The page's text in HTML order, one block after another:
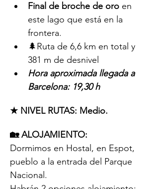
Final de broche de oro en
este lago que está en la
frontera.
🌲Ruta de 6,6 km en total y
381 m de desnivel
Hora aproximada llegada a
Barcelona: 19,30 h
★ NIVEL RUTAS: Medio.
🏡 ALOJAMIENTO:
Dormimos en Hostal, en Espot,
pueblo a la entrada del Parque
Nacional.